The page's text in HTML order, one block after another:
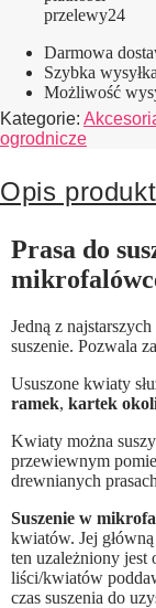
Darmowa
Szybka
Możliwość
Kategorie:
ogrodnicze
Opis
Prasa do
Jedną z
suszenie. Pozwala
Ususzone kwiaty
ramek, kartek
Kwiaty można
przewiewnym
drewnianych
Suszenie w
kwiatów. Jej
ten uzależniony
liści/kwiatów
czas suszenia do